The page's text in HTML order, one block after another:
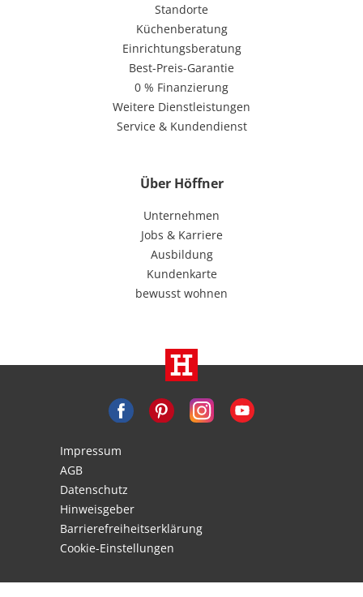
Standorte
Küchenberatung
Einrichtungsberatung
Best-Preis-Garantie
0 % Finanzierung
Weitere Dienstleistungen
Service & Kundendienst
Über Höffner
Unternehmen
Jobs & Karriere
Ausbildung
Kundenkarte
bewusst wohnen
Impressum
AGB
Datenschutz
Hinweisgeber
Barrierefreiheitserklärung
Cookie-Einstellungen